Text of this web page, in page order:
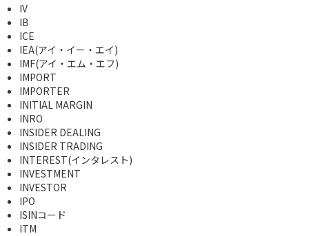
IV
IB
ICE
IEA(アイ・イー・エイ)
IMF(アイ・エム・エフ)
IMPORT
IMPORTER
INITIAL MARGIN
INRO
INSIDER DEALING
INSIDER TRADING
INTEREST(インタレスト)
INVESTMENT
INVESTOR
IPO
ISINコード
ITM